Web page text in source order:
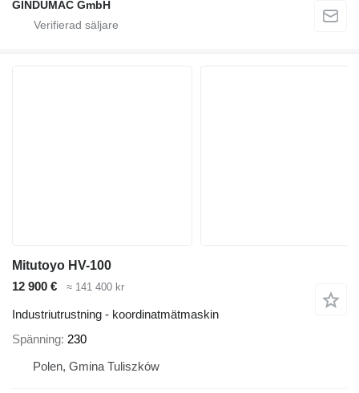
GINDUMAC GmbH
Mitutoyo HV-100
12 900 €
≈ 141 400 kr
Industriutrustning - koordinatmätmaskin
Spänning 230
Polen, Gmina Tuliszków